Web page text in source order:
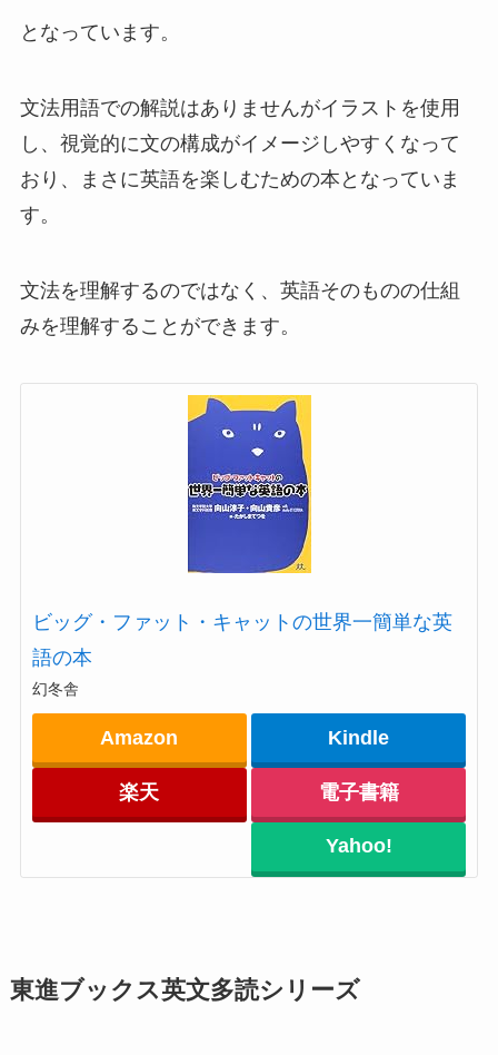
となっています。
文法用語での解説はありませんがイラストを使用
し、視覚的に文の構成がイメージしやすくなって
おり、まさに英語を楽しむための本となっていま
す。
文法を理解するのではなく、英語そのものの仕組
みを理解することができます。
ビッグ・ファット・キャットの世界一簡単な英
語の本
幻冬舎
Amazon Kindle
楽天 電子書籍
Yahoo!
東進ブックス英文多読シリーズ